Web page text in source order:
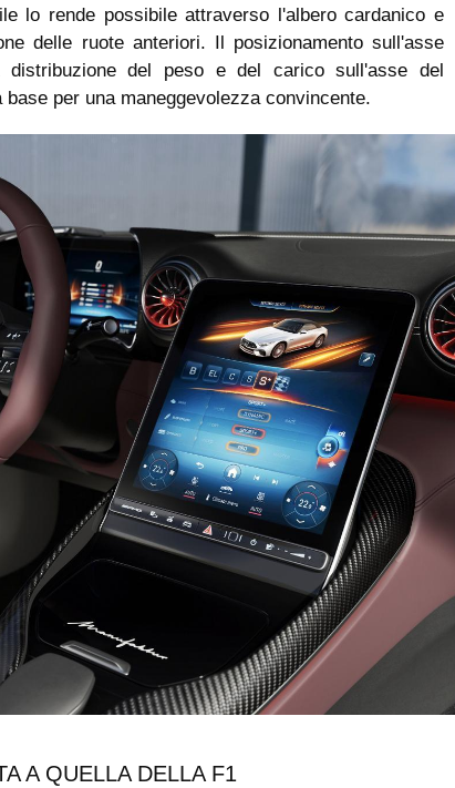
lo rende possibile attraverso l'albero cardanico e
delle ruote anteriori. Il posizionamento sull'asse
distribuzione del peso e del carico sull'asse del
per una maneggevolezza convincente.
A QUELLA DELLA F1